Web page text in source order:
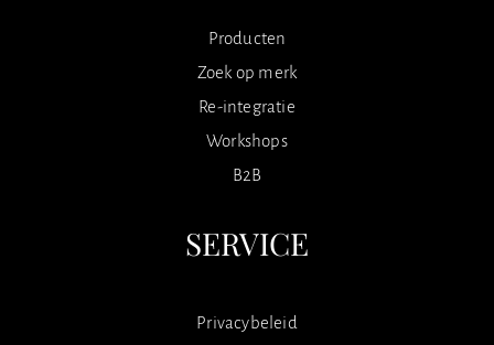
Producten
Zoek op merk
Re-integratie
Workshops
B2B
SERVICE
Privacybeleid